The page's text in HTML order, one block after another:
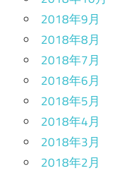
2018年9月
2018年8月
2018年7月
2018年6月
2018年5月
2018年4月
2018年3月
2018年2月